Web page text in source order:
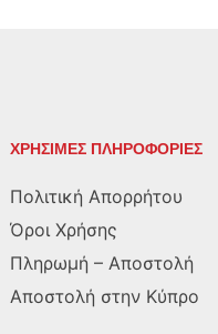
ΧΡΗΣΙΜΕΣ ΠΛΗΡΟΦΟΡΙΕΣ
Πολιτική Απορρήτου
Όροι Χρήσης
Πληρωμή – Αποστολή
Αποστολή στην Κύπρο